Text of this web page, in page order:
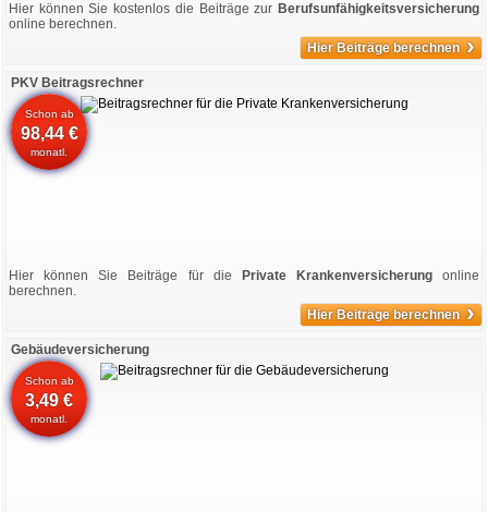
Hier können Sie kostenlos die Beiträge zur Berufsunfähigkeitsversicherung
online berechnen.
Hier Beiträge berechnen ›
PKV Beitragsrechner
Schon ab
98,44 €
monatl.
Hier können Sie Beiträge für die Private Krankenversicherungonline
berechnen.
Hier Beiträge berechnen ›
Gebäudeversicherung
Schon ab
3,49 €
monatl.